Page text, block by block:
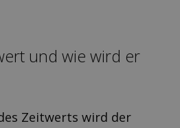
und wie wird er
Zeitwerts wird der